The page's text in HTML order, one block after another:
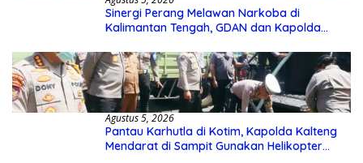
Sinergi Perang Melawan Narkoba di
Kalimantan Tengah, GDAN dan Kapolda
Agustus 5, 2026
Pantau Karhutla di Kotim, Kapolda Kalteng
Mendarat di Sampit Gunakan Helikopter